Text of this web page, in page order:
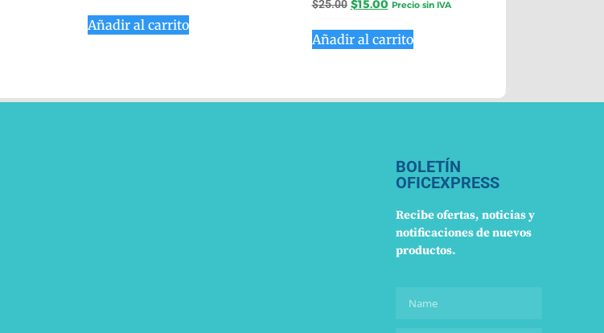
Añadir al carrito
$25.00 $15.00 Precio sin IVA
Añadir al carrito
BOLETÍN
OFICEXPRESS
Recibe ofertas, noticias y
notificaciones de nuevos
productos.